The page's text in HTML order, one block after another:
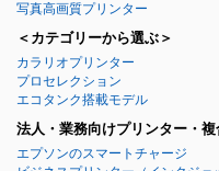
写真高画質プリンター
＜カテゴリーから選ぶ＞
カラリオプリンター
プロセレクション
エコタンク搭載モデル
法人・業務向けプリンター・複
エプソンのスマートチャージ